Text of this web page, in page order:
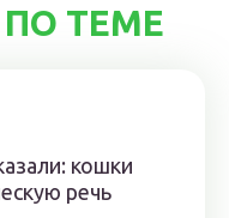
ТЕМЕ
кошки
речь